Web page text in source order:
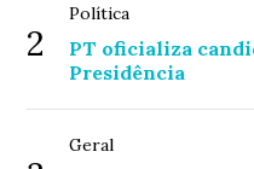
2
Política
PT oficializa
Presidência
Geral